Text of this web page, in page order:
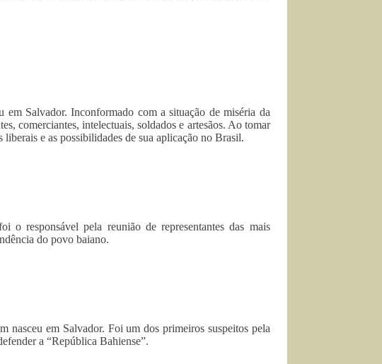
Salvador. Inconformado com a situação de miséria da
comerciantes, intelectuais, soldados e artesãos. Ao tomar
e as possibilidades de sua aplicação no Brasil.
o responsável pela reunião de representantes das mais
do povo baiano.
nasceu em Salvador. Foi um dos primeiros suspeitos pela
a “República Bahiense”.